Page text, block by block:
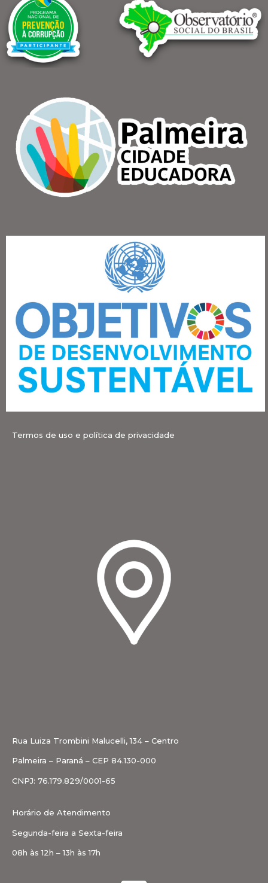
Termos de uso e política de privacidade
Rua Luiza Trombini Malucelli, 134 – Centro
Palmeira – Paraná – CEP 84.130-000
CNPJ: 76.179.829/0001-65
Horário de Atendimento
Segunda-feira a Sexta-feira
08h às 12h – 13h às 17h